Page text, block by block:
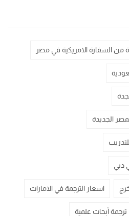
من السفارة الامريكية في مصر
الجديدة
دبي
اسعار الترجمة في الامارات
ترجمة أبحاث علمية